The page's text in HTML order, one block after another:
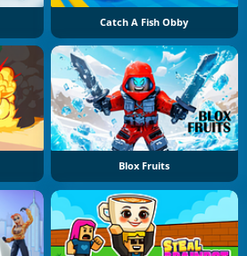
Catch A Fish Obby
Blox Fruits